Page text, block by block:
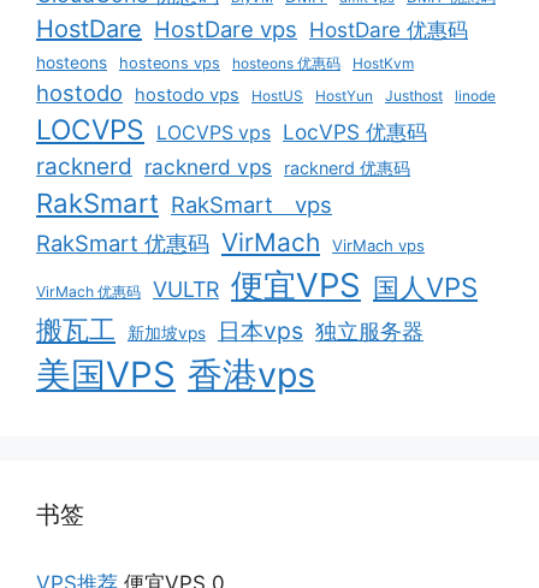
HostDare HostDare vps HostDare 优惠码
hosteons hosteons vps hosteons 优惠码 HostKvm
hostodo hostodo vps HostUS HostYun Justhost linode
LOCVPS LOCVPS vps LocVPS 优惠码
racknerd racknerd vps racknerd 优惠码
RakSmart RakSmart vps
RakSmart 优惠码 VirMach VirMach vps
VirMach 优惠码 VULTR 便宜VPS 国人VPS
搬瓦工
新加坡vps 日本vps 独立服务器
美国VPS 香港vps
书签
VPS推荐 便宜VPS 0